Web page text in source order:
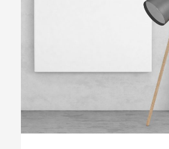
Wooden Lamp